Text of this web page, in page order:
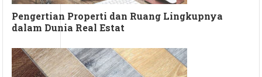
Pengertian Properti dan Ruang Lingkupnya
dalam Dunia Real Estat